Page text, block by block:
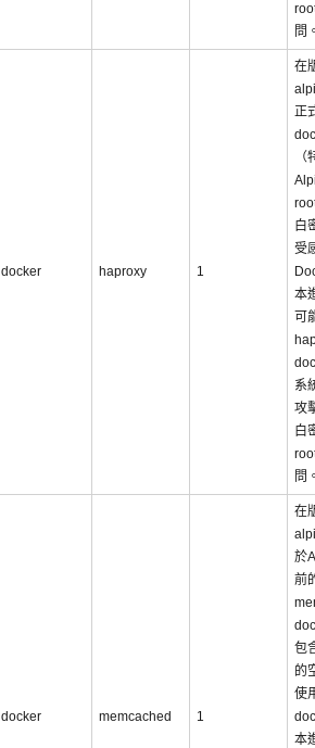
問
docker haproxy 1
在
正
白
受
本
可
系
攻
白
問
docker memcached 1
在
於
前
包
的
使
本